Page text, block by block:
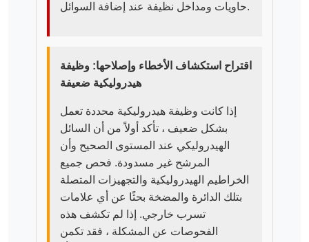
حاويات ومداخل نظيفة عند إضافة السوائل.
اقتراح استكشاف الأخطاء وإصلاحها: وظيفة
هيدروليكية ضعيفة
إذا كانت وظيفة هيدروليكية محددة تعمل
بشكل ضعيف ، تأكد أولاً من أن السائل
الهيدروليكي عند المستوى الصحيح وأن
المرشح غير مسدودة. فحص جميع
الخراطيم الهيدروليكية والتجهيزات المتصلة
بتلك الدائرة والمضخة بحثًا عن أي علامات
تسرب خارجي. إذا لم تكشف هذه
الفحوصات عن المشكلة ، فقد تكمن